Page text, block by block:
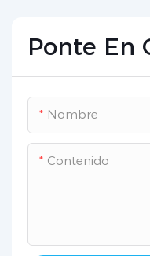
Ponte En
Nombre
Contenido